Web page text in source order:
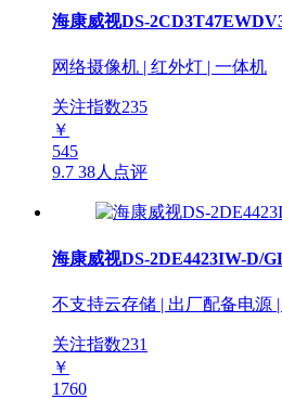
海康威视DS-
网络摄像机 | 红外灯 | 一体机
关注指数235
￥
545
9.7 38人点评
海康威视DS-2DE4423IW-D/
不支持云存储 | 出厂配备电源
关注指数231
￥
1760